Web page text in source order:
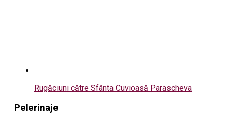
Rugăciuni către Sfânta Cuvioasă Parascheva
Pelerinaje